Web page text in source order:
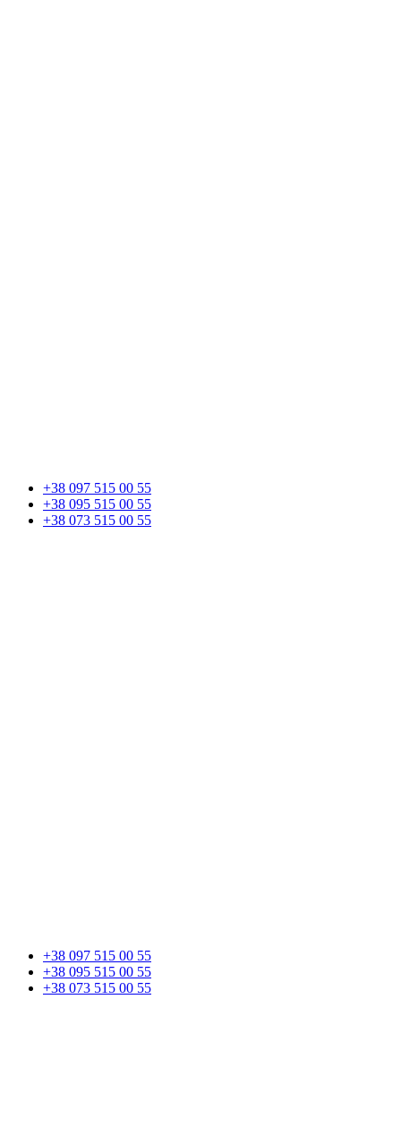
+38 097 515 00 55
+38 095 515 00 55
+38 073 515 00 55
+38 097 515 00 55
+38 095 515 00 55
+38 073 515 00 55